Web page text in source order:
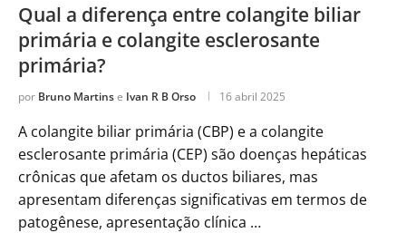
Qual a diferença entre colangite biliar
primária e colangite esclerosante
primária?
por Bruno Martinse Ivan R B Orso 16 abril 2025
A colangite biliar primária (CBP) e a colangite
esclerosante primária (CEP) são doenças hepáticas
crônicas que afetam os ductos biliares, mas
apresentam diferenças significativas em termos de
patogênese, apresentação clínica …